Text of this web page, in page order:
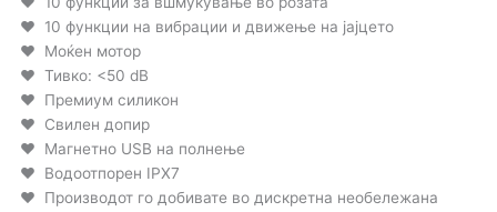
10 функции на вибрации и движење на јајцето
Моќен мотор
Тивко: <50 dB
Премиум силикон
Свилен допир
Магнетно USB на полнење
Водоотпорен IPX7
Производот го добивате во дискретна необележана